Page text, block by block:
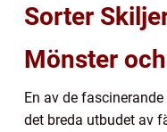
Sorter
Mönster
En av de
det breda utbudet av